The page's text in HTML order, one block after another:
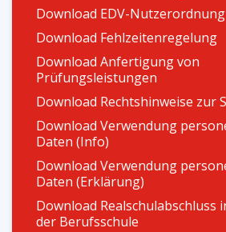
Download EDV-Nutzerordnung
Download Fehlzeitenregelung
Download Anfertigung von
Prüfungsleistungen
Download Rechtshinweise zur
Download Verwendung
Daten (Info)
Download Verwendung
Daten (Erklärung)
Download Realschulabschluss
der Berufsschule